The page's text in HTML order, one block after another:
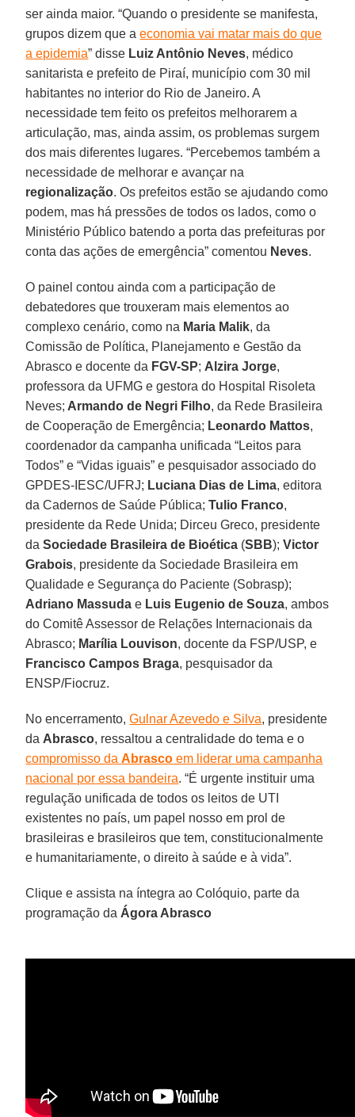
ser ainda maior. “Quando o presidente se manifesta,
grupos dizem que aeconomia vai matar mais do que
a epidemia” disse Luiz Antônio Neves, médico
sanitarista e prefeito de Piraí, município com 30 mil
habitantes no interior do Rio de Janeiro. A
necessidade tem feito os prefeitos melhorarem a
articulação, mas, ainda assim, os problemas surgem
dos mais diferentes lugares. “Percebemos também a
necessidade de melhorar e avançar na
regionalização. Os prefeitos estão se ajudando como
podem, mas há pressões de todos os lados, como o
Ministério Público batendo a porta das prefeituras por
conta das ações de emergência” comentou Neves.
O painel contou ainda com a participação de
debatedores que trouxeram mais elementos ao
complexo cenário, como na Maria Malik, da
Comissão de Política, Planejamento e Gestão da
Abrasco e docente da FGV-SP; Alzira Jorge,
professora da UFMG e gestora do Hospital Risoleta
Neves; Armando de Negri Filho, da Rede Brasileira
de Cooperação de Emergência; Leonardo Mattos,
coordenador da campanha unificada “Leitos para
Todos” e “Vidas iguais” e pesquisador associado do
GPDES-IESC/UFRJ; Luciana Dias de Lima, editora
da Cadernos de Saúde Pública;Tulio Franco,
presidente da Rede Unida; Dirceu Greco, presidente
daSociedade Brasileira de Bioética (SBB);Victor
Grabois, presidente da Sociedade Brasileira em
Qualidade e Segurança do Paciente (Sobrasp);
Adriano Massuda e Luis Eugenio de Souza, ambos
do Comitê Assessor de Relações Internacionais da
Abrasco; Marília Louvison, docente da FSP/USP, e
Francisco Campos Braga, pesquisador da
ENSP/Fiocruz.
No encerramento,Gulnar Azevedo e Silva, presidente
da Abrasco, ressaltou a centralidade do tema e o
compromisso daAbrasco em liderar uma campanha
nacional por essa bandeira. “É urgente instituir uma
regulação unificada de todos os leitos de UTI
existentes no país, um papel nosso em prol de
brasileiras e brasileiros que tem, constitucionalmente
e humanitariamente, o direito à saúde e à vida”.
Clique e assista na íntegra ao Colóquio, parte da
programação da Ágora Abrasco